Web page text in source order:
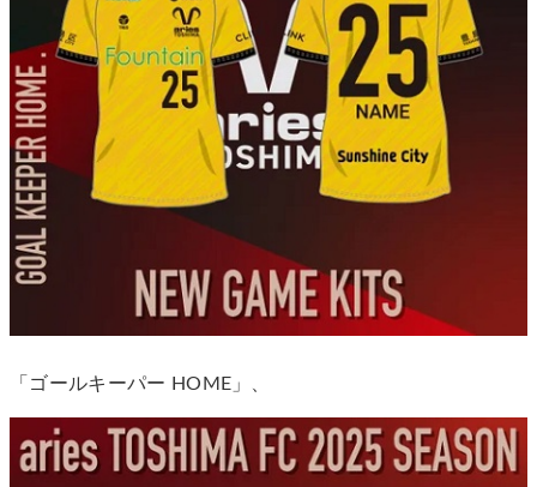
「ゴールキーパー HOME」、